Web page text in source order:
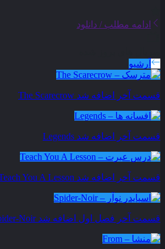
ادامه مطلب / دانلود
آرشیو
قسمت آخر اضافه شد The Scarecrow
قسمت آخر اضافه شد Legends
قسمت آخر اضافه شد You A Lesson
قسمت آخر فصل اول اضافه شد Noir